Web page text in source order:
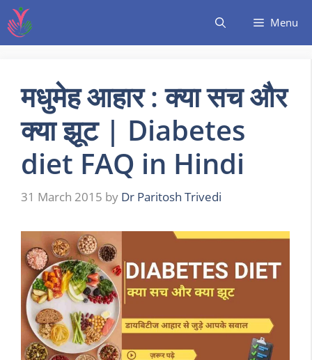
Menu
मधुमेह आहार : क्या सच और
क्या झूट | Diabetes
diet FAQ in Hindi
31 March 2015 by Dr Paritosh Trivedi